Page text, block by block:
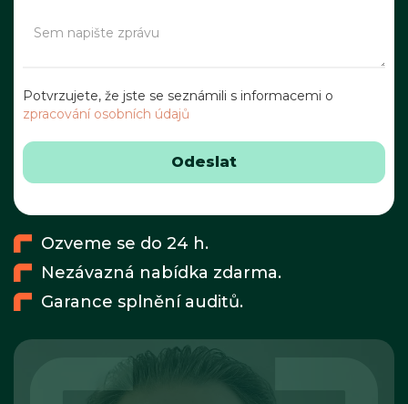
Potvrzujete, že jste se seznámili s informacemi o
zpracování osobních údajů
Ozveme se do 24 h.
Nezávazná nabídka zdarma.
Garance splnění auditů.